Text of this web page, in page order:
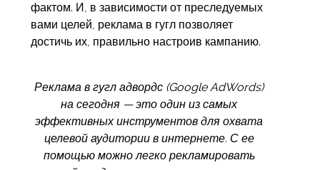
фактом. И, в зависимости от преследуемых
вами целей, реклама в гугл позволяет
достичь их, правильно настроив кампанию.
Реклама в гугл адвордс (Google AdWords)
на сегодня — это один из самых
эффективных инструментов для охвата
целевой аудитории в интернете. С ее
помощью можно легко рекламировать